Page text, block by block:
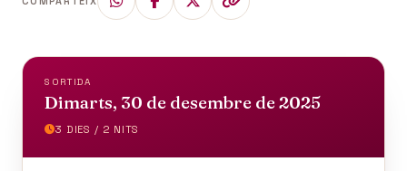
SORTIDA
Dimarts, 30 de desembre de 2025
3 DIES / 2 NITS